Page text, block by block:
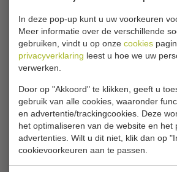
In deze pop-up kunt u uw voorkeuren
Meer informatie over de verschillende
gebruiken, vindt u op onze cookies
privacyverklaring leest u hoe we uw
verwerken.
Door op "Akkoord" te klikken, geeft u
gebruik van alle cookies, waaronder
en advertentie/trackingcookies. Deze
het optimaliseren van de website en het
advertenties. Wilt u dit niet, klik dan op
cookievoorkeuren aan te passen.
Helaas is deze Hortus / Hortech
folieplantmachine voor
verkocht.
Wilt u op de hoogte gehouden
hier uw gegevens in.
Je huidige cookie-instellingen
onderdeel. Pas je cookie-
toegang te krijgen tot dit